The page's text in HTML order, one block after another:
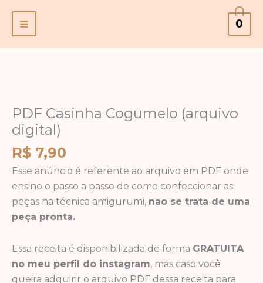
0
PDF Casinha Cogumelo (arquivo
digital)
R$ 7,90
Esse anúncio é referente ao arquivo em PDF onde
ensino o passo a passo de como confeccionar as
peças na técnica amigurumi, não se trata de uma
peça pronta.
Essa receita é disponibilizada de forma GRATUITA
no meu perfil do instagram, mas caso você
queira adquirir o arquivo PDF dessa receita para
Cogumelo
(arquivo
digital)
quantidade